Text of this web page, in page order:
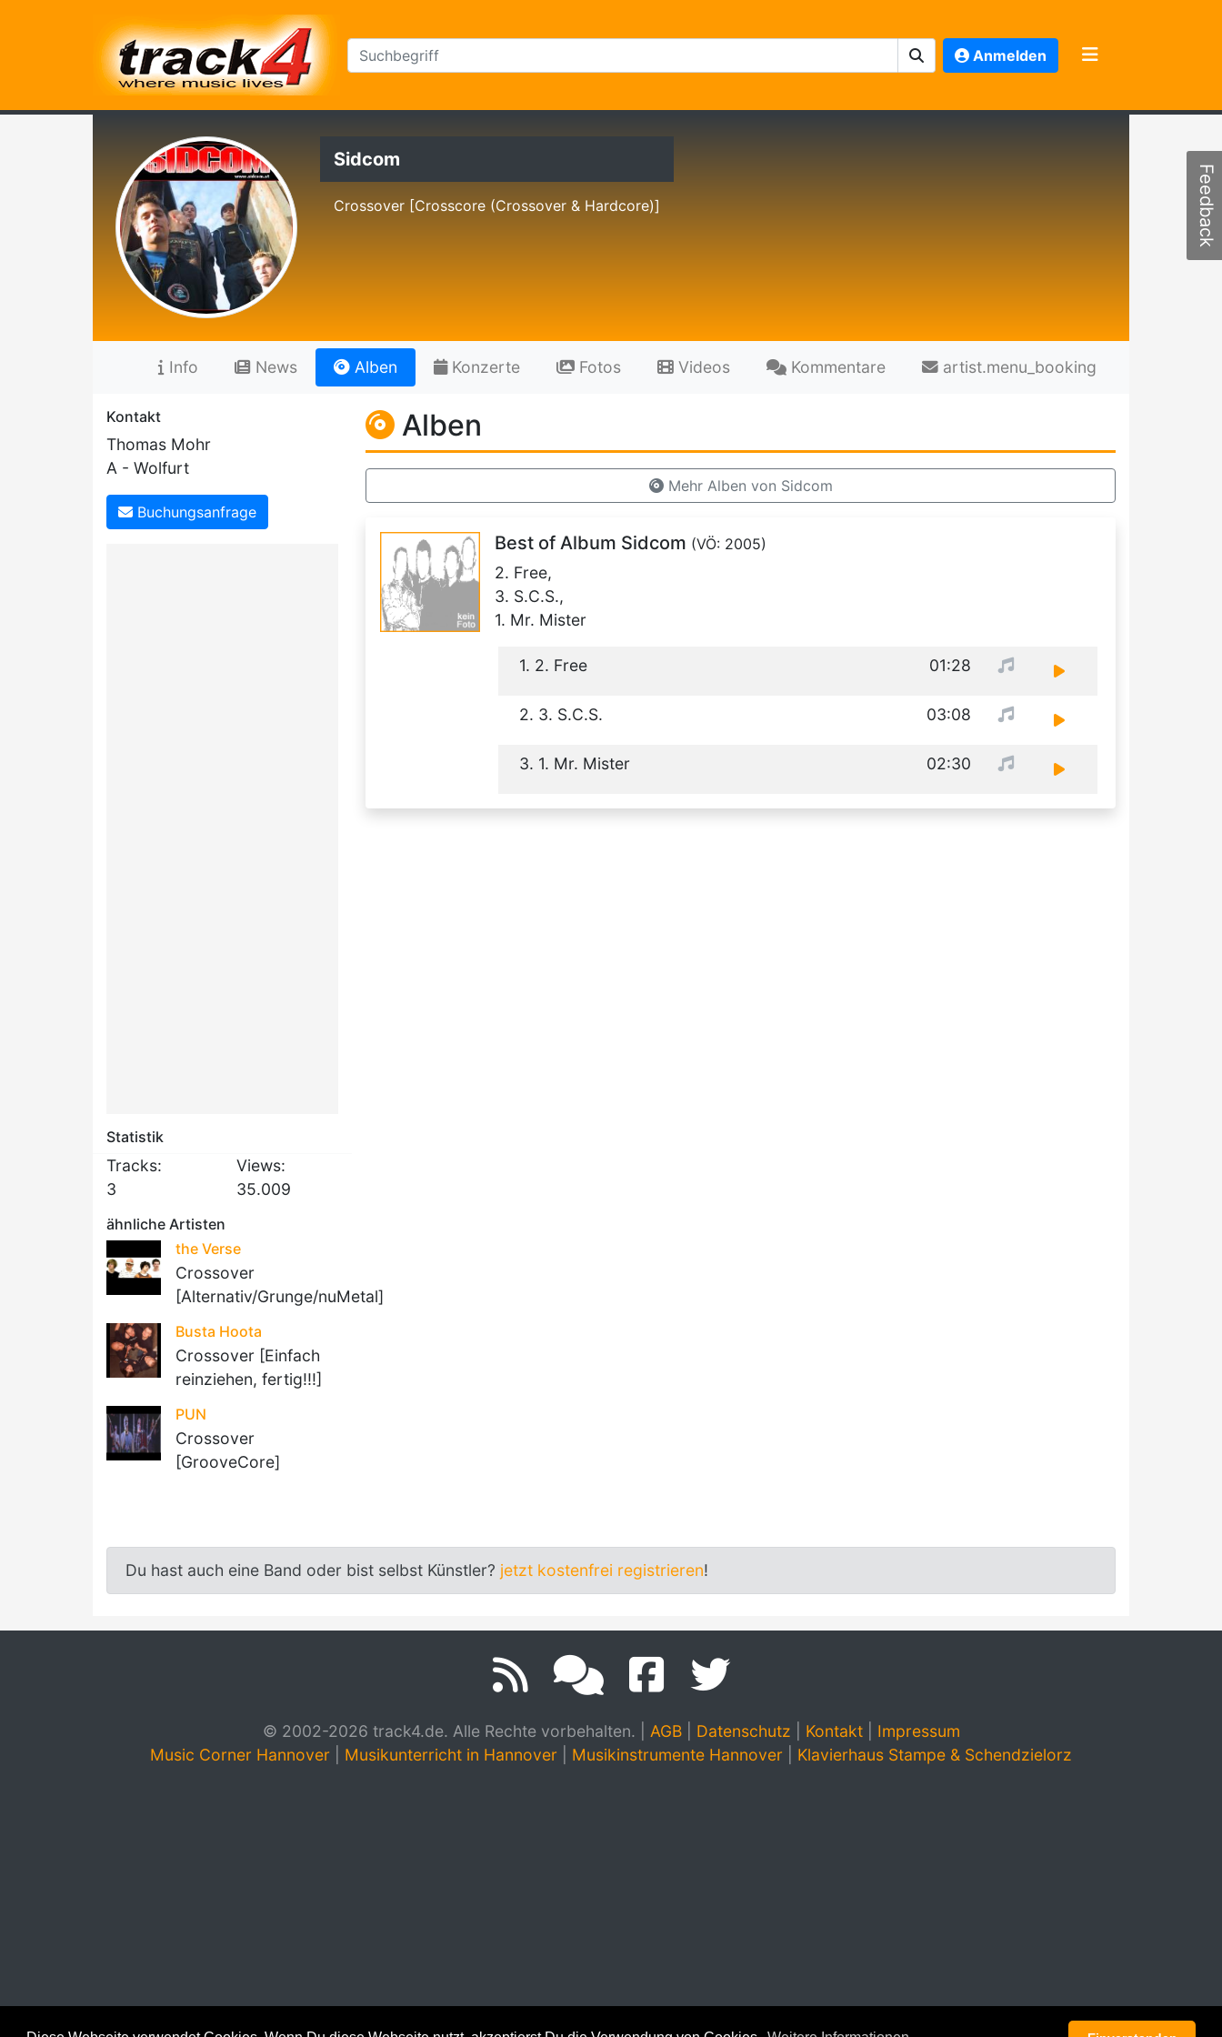
Anmelden
Sidcom
Crossover [Crosscore (Crossover & Hardcore)]
Info News Alben Konzerte Fotos Videos Kommentare artist.menu_booking
Kontakt
Thomas Mohr
A - Wolfurt
Buchungsanfrage
Statistik
Tracks:
3
Views:
35.009
ähnliche Artisten
the Verse
Crossover
[Alternativ/Grunge/nuMetal]
Busta Hoota
Crossover [Einfach
reinziehen, fertig!!!]
PUN
Crossover
[GrooveCore]
Alben
Mehr Alben von Sidcom
Best of Album Sidcom (VÖ: 2005)
2. Free,
3. S.C.S.,
1. Mr. Mister
1. 2. Free 01:28
2. 3. S.C.S. 03:08
3. 1. Mr. Mister 02:30
Du hast auch eine Band oder bist selbst Künstler? jetzt kostenfrei registrieren!
© 2002-2026 track4.de. Alle Rechte vorbehalten. AGB| Datenschutz Kontakt| Impressum
Music Corner Hannover
Musikunterricht in Hannover Musikinstrumente Hannover Klavierhaus Stampe & Schendzielorz
Feedback